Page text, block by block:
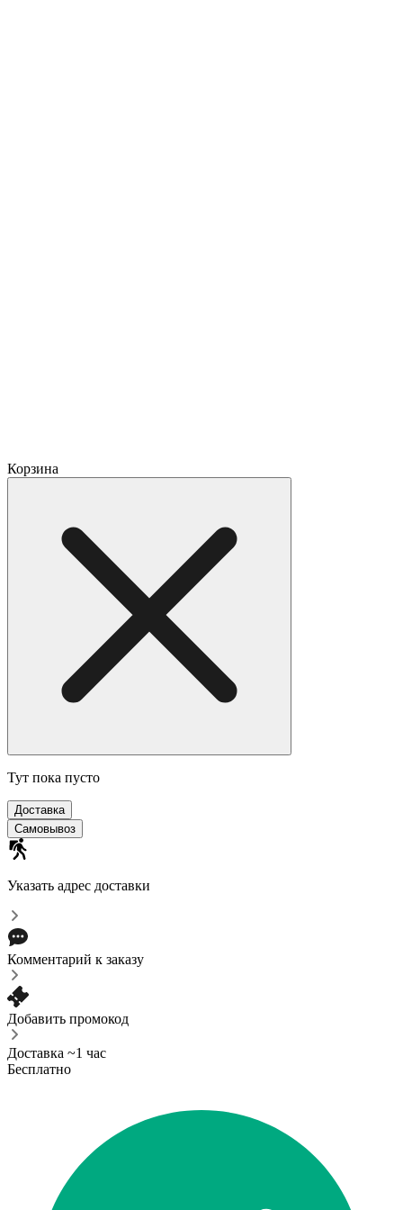
Корзина
Тут пока пусто
Доставка
Самовывоз
Указать адрес доставки
Комментарий к заказу
Добавить промокод
Доставка ~1 час
Бесплатно